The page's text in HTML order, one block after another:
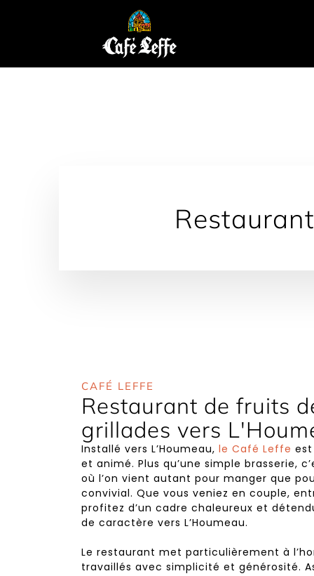
CAFÉ LEFFE
Restaurant de fruits
grillades vers
Installé vers L’Houmeau, le Café Leffe
et animé. Plus qu’une simple brasserie,
où l’on vient autant pour manger que
convivial. Que vous veniez en couple,
profitez d’un cadre chaleureux et
de caractère vers L’Houmeau.
Le restaurant met particulièrement à
travaillés avec simplicité et générosité.